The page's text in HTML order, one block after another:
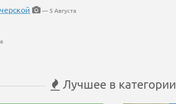
— 5 Августа
Лучшее в категории